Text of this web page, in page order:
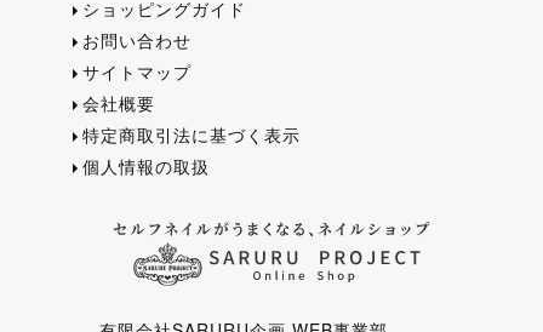
ショッピングガイド
お問い合わせ
サイトマップ
会社概要
特定商取引法に基づく表示
個人情報の取扱